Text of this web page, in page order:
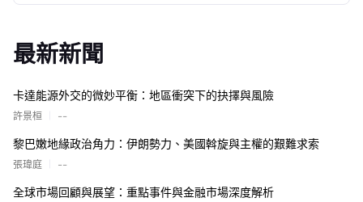
最新新聞
卡達能源外交的微妙平衡：地區衝突下的抉擇與風險
許景桓 --
黎巴嫩地緣政治角力：伊朗勢力、美國斡旋與主權的艱難求索
張瑋庭 --
全球市場回顧與展望：重點事件與金融市場深度解析